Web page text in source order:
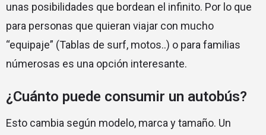
unas posibilidades que bordean el infinito. Por lo que
para personas que quieran viajar con mucho
“equipaje” (Tablas de surf, motos..) o para familias
númerosas es una opción interesante.
¿Cuánto puede consumir un autobús?
Esto cambia según modelo, marca y tamaño. Un